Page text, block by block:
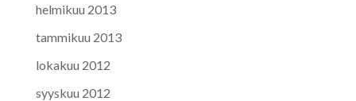
helmikuu 2013
tammikuu 2013
lokakuu 2012
syyskuu 2012